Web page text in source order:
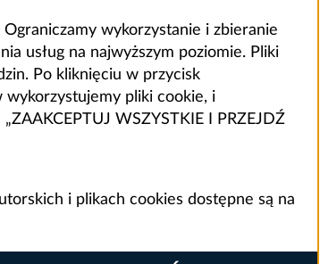
wykorzystanie i zbieranie
usług na najwyższym poziomie. Pliki
Po kliknięciu w przycisk
wykorzystujemy pliki cookie, i
WSZYSTKIE I PRZEJDŹ
i plikach cookies dostępne są na